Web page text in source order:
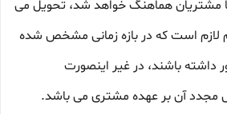
که با مشتریان هماهنگ خواهد شد، تحویل می
لازم است که در بازه زمانی مشخص شده
داشته باشند، در غیر اینصورت
مجدد آن بر عهده مشتری می باشد.